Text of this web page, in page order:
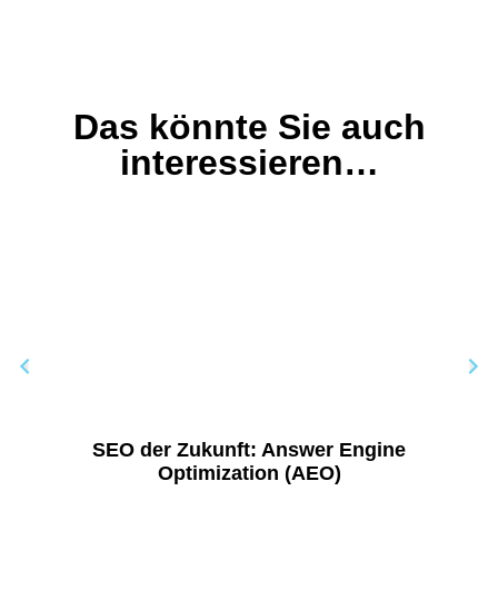
Das könnte Sie auch
interessieren…
SEO der Zukunft: Answer Engine
Optimization (AEO)